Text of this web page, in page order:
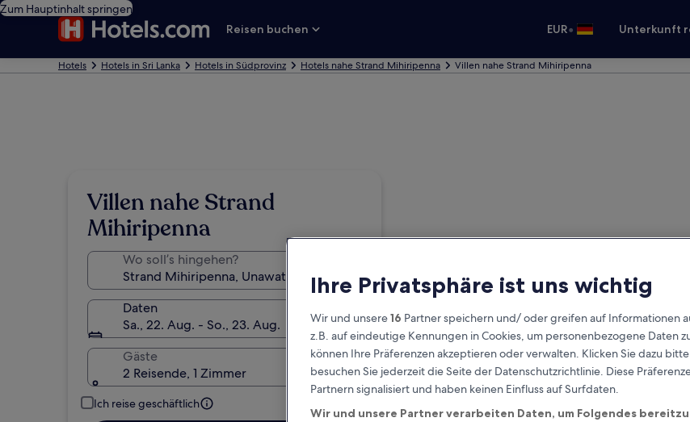
Zum Hauptinhalt springen
Reisen buchen
EUR• Unterkunft
Hotels Hotels in Sri Lanka Hotels in Südprovinz Hotels nahe Strand Mihiripenna Villen nahe Strand Mihiripenna
Villen nahe Strand
Mihiripenna
Wo soll’s hingehen?
Daten
Sa., 22. Aug. - So., 23. Aug.
Gäste
2 Reisende, 1 Zimmer
Ich reise geschäftlich
Ihre Privatsphäre ist uns wichtig
Wir und unsere16 Partner speichern und/ oder greifen auf Informationen
z.B. auf eindeutige Kennungen in Cookies, um personenbezogene Daten
können Ihre Präferenzen akzeptieren oder verwalten. Klicken Sie dazu
besuchen Sie jederzeit die Seite der Datenschutzrichtlinie. Diese
Partnern signalisiert und haben keinen Einfluss auf Surfdaten.
Wir und unsere Partner verarbeiten Daten, um Folgendes